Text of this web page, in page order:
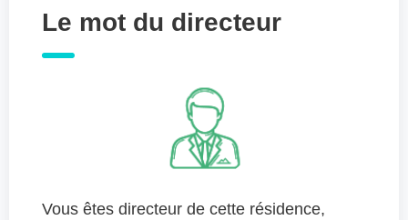
Le mot du directeur
Vous êtes directeur de cette résidence,